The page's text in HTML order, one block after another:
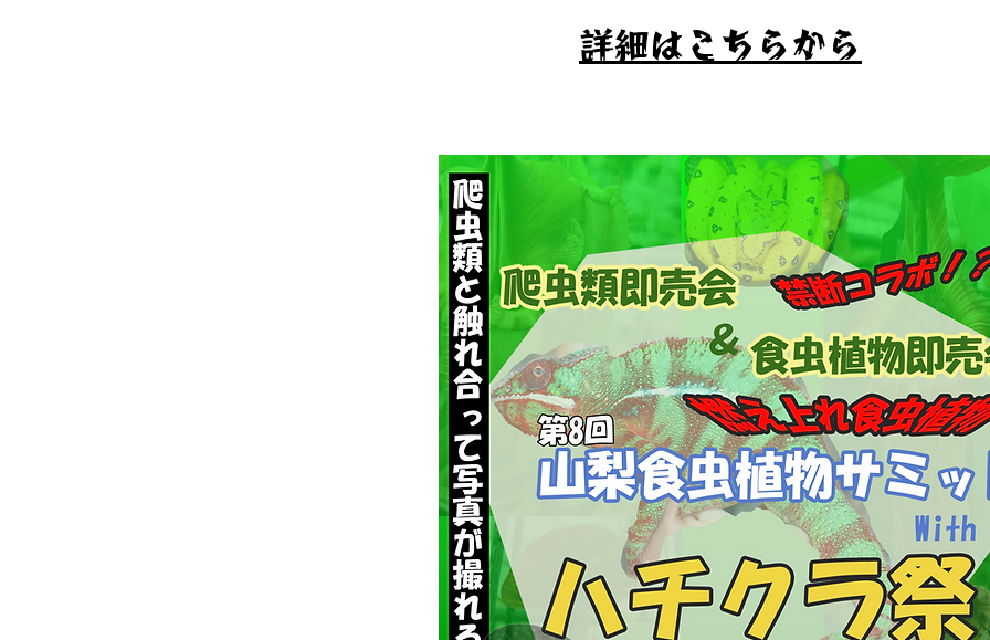
​詳細はこちらから